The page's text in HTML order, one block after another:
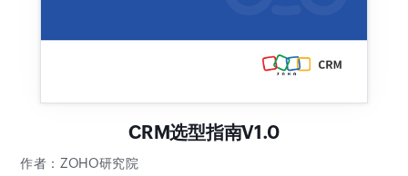
CRM选型指南V1.0
作者：ZOHO研究院